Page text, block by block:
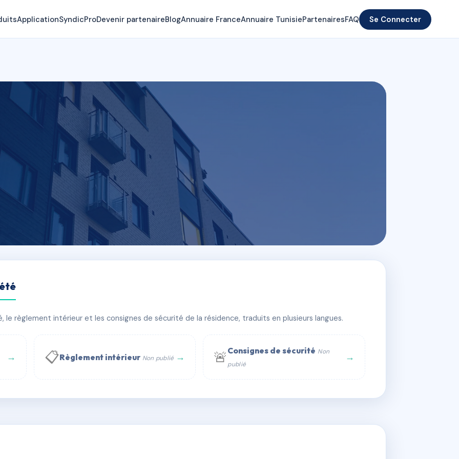
ApplicationSyndicProDevenir partenaireBlogAnnuaire FranceAnnuaire TunisiePartenairesFAQ Se Connecter
WhatsApp
règlement intérieur et les consignes de sécurité de la résidence, traduits en plusieurs langues.
→ 📋Règlement intérieur Non publié → 🚨 Consignes de sécurité Non
publié
→
AA0011494 🇫🇷